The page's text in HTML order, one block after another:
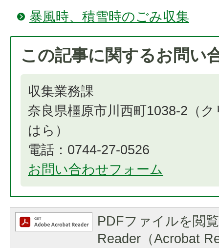
暴風時、積雪時のごみ収集
この記事に関するお問い
収集業務課
奈良県橿原市川西町1038-2（
はら）
電話：0744-27-0526
お問い合わせフォーム
PDFファイルを閲
Reader（Acrobat